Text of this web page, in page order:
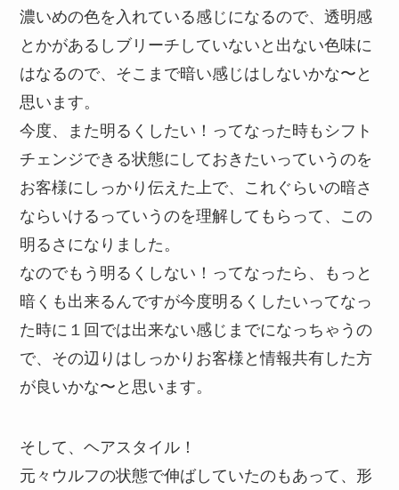
濃いめの色を入れている感じになるので、透明感
とかがあるしブリーチしていないと出ない色味に
はなるので、そこまで暗い感じはしないかな〜と
思います。
今度、また明るくしたい！ってなった時もシフト
チェンジできる状態にしておきたいっていうのを
お客様にしっかり伝えた上で、これぐらいの暗さ
ならいけるっていうのを理解してもらって、この
明るさになりました。
なのでもう明るくしない！ってなったら、もっと
暗くも出来るんですが今度明るくしたいってなっ
た時に１回では出来ない感じまでになっちゃうの
で、その辺りはしっかりお客様と情報共有した方
が良いかな〜と思います。
そして、ヘアスタイル！
元々ウルフの状態で伸ばしていたのもあって、形